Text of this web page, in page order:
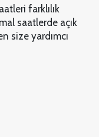
farklılık
saatlerde açık
size yardımcı